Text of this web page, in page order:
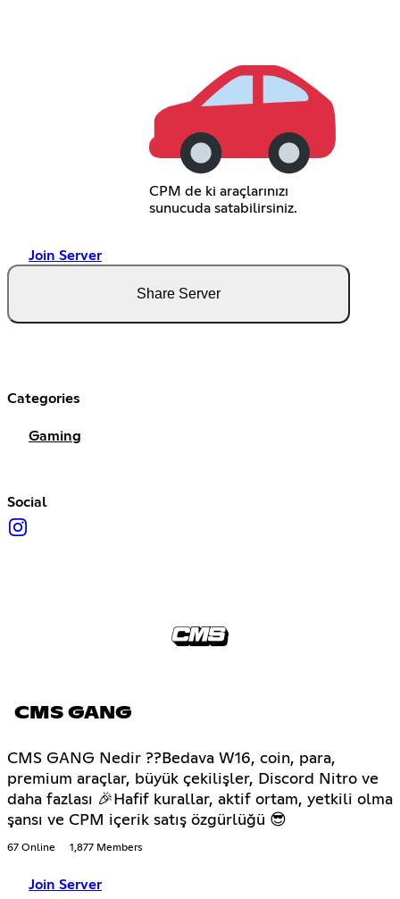
CPM de ki araçlarınızı
sunucuda satabilirsiniz.
Join Server
Share Server
Categories
Gaming
Social
CMS GANG
CMS GANG Nedir ??Bedava W16, coin, para,
premium araçlar, büyük çekilişler, Discord Nitro ve
daha fazlası 🎉Hafif kurallar, aktif ortam, yetkili olma
şansı ve CPM içerik satış özgürlüğü 😎
67 Online 1,877 Members
Join Server